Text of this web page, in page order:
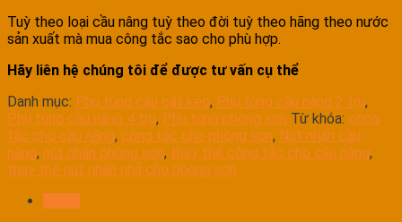
Tuỳ theo loại cầu nâng tuỳ theo đời tuỳ theo hãng theo nước
sản xuất mà mua công tắc sao cho phù hợp.
Hãy liên hệ chúng tôi để được tư vấn cụ thể
Danh mục: Phụ tùng cầu cắt kéo, Phụ tùng cầu nâng 2 trụ,
Phụ tùng cầu nâng 4 trụ, Phụ tùng phòng sơn Từ khóa: công
tắc cho cầu nâng, công tắc cho phòng sơn, Nút nhấn cầu
nâng, nút nhấn phòng sơn, thay thế công tắc cho cầu nâng,
thay thế nút nhấn nhả cho phòng sơn